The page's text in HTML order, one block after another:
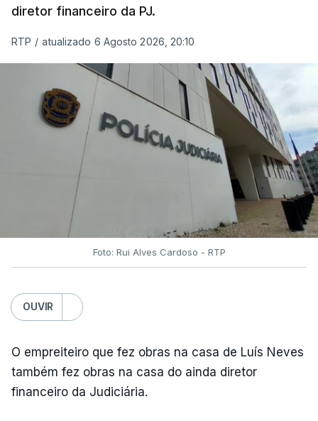
diretor financeiro da PJ.
RTP / atualizado 6 Agosto 2026, 20:10
Foto: Rui Alves Cardoso - RTP
OUVIR
O empreiteiro que fez obras na casa de Luís Neves
também fez obras na casa do ainda diretor
financeiro da Judiciária.